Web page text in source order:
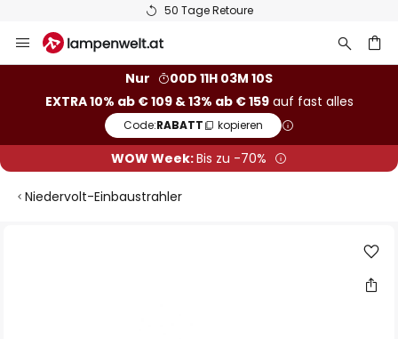
50 Tage Retoure
Inhalt
Nur
00D 11H 03M 09S
EXTRA 10% ab € 109 & 13% ab € 159auf fast alles
Code:RABATT kopieren
WOW Week:Bis zu -70%
Niedervolt-Einbaustrahler